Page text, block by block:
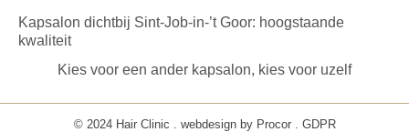
Kapsalon dichtbij Sint-Job-in-’t Goor: hoogstaande
kwaliteit
Kies voor een ander kapsalon, kies voor uzelf
© 2024 Hair Clinic . webdesign by Procor. GDPR